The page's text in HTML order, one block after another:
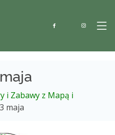
i Zabawy z Mapą i
maja